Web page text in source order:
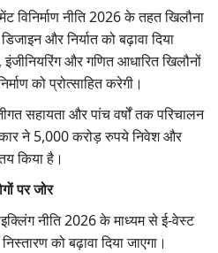
विनिर्माण नीति 2026के तहत खिलौना
डिजाइन और निर्यात को बढ़ावा दिया
इंजीनियरिंग और गणित आधारित खिलौनों
को प्रोत्साहित करेगी।
सहायता और पांच वर्षों तक परिचालन
ने5,000करोड़ रुपये निवेश और
किया है।
पर जोर
नीति 2026के माध्यम से ई-वेस्ट
को बढ़ावा दिया जाएगा।